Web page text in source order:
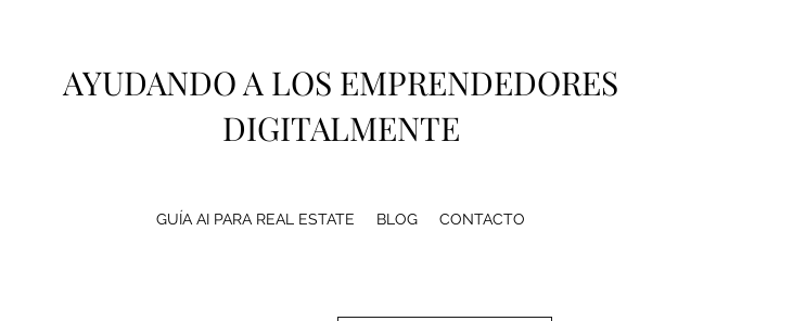
AYUDANDO A LOS EMPRENDEDORES
DIGITALMENTE
GUÍA AI PARA REAL ESTATE BLOG CONTACTO